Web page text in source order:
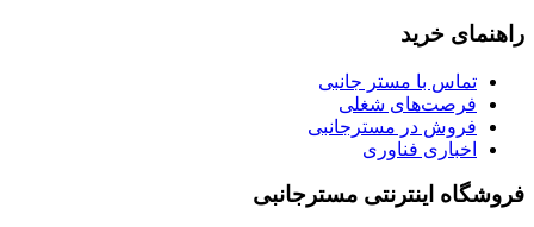
راهنمای خرید
تماس با مستر جانبی
فرصت‌های شغلی
فروش در مسترجانبی
اخباری فناوری
فروشگاه اینترنتی مسترجانبی